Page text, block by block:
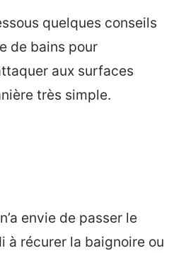
quelques conseils
de bains pour
aux surfaces
très simple.
envie de passer le
à récurer la baignoire ou